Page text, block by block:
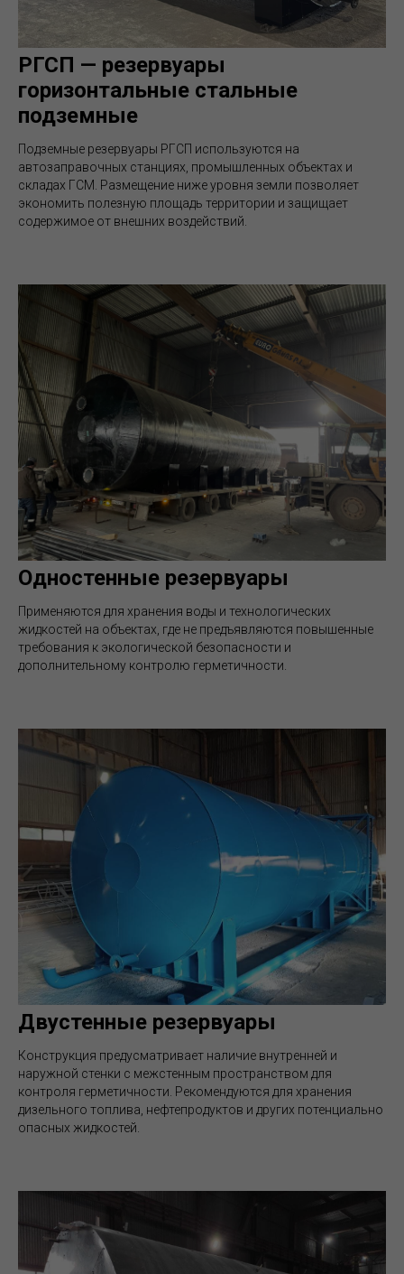
РГСП — резервуары
горизонтальные стальные
подземные
Подземные резервуары РГСП используются на
автозаправочных станциях, промышленных объектах и
складах ГСМ. Размещение ниже уровня земли позволяет
экономить полезную площадь территории и защищает
содержимое от внешних воздействий.
Одностенные резервуары
Применяются для хранения воды и технологических
жидкостей на объектах, где не предъявляются повышенные
требования к экологической безопасности и
дополнительному контролю герметичности.
Двустенные резервуары
Конструкция предусматривает наличие внутренней и
наружной стенки с межстенным пространством для
контроля герметичности. Рекомендуются для хранения
дизельного топлива, нефтепродуктов и других потенциально
опасных жидкостей.